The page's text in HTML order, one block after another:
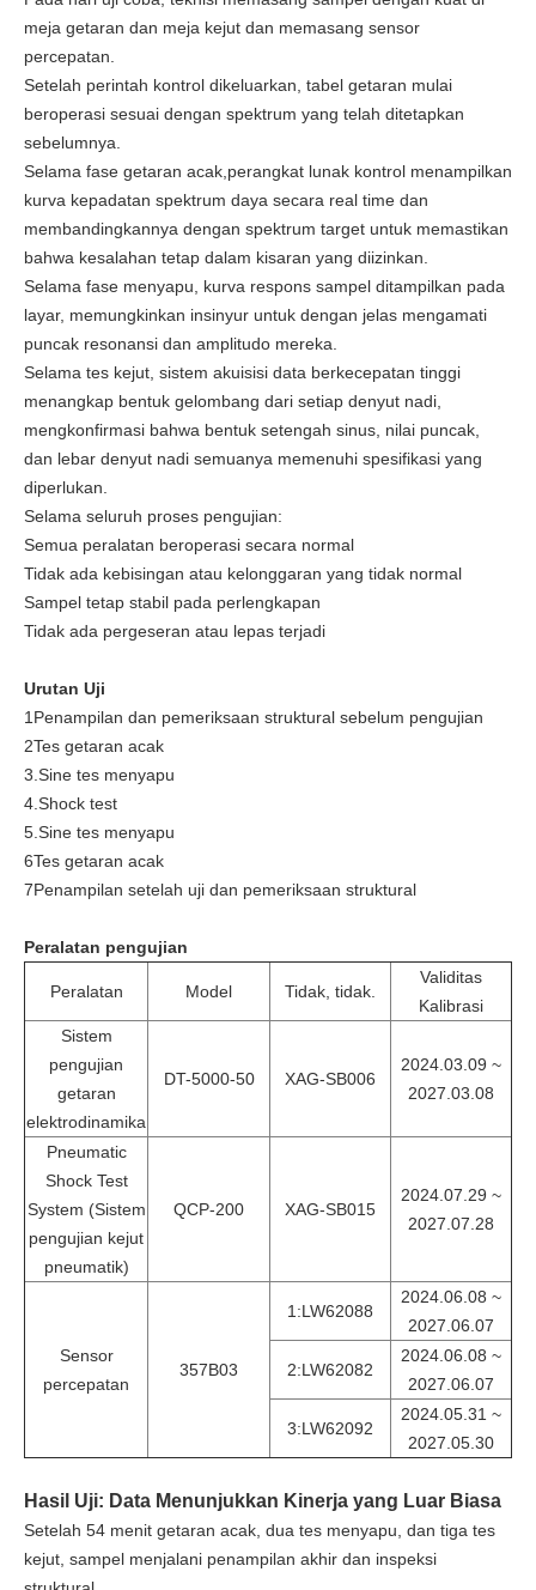
meja getaran dan meja kejut dan memasang sensor
percepatan.
Setelah perintah kontrol dikeluarkan, tabel getaran mulai
beroperasi sesuai dengan spektrum yang telah ditetapkan
sebelumnya.
Selama fase getaran acak,perangkat lunak kontrol menampilkan
kurva kepadatan spektrum daya secara real time dan
membandingkannya dengan spektrum target untuk memastikan
bahwa kesalahan tetap dalam kisaran yang diizinkan.
Selama fase menyapu, kurva respons sampel ditampilkan pada
layar, memungkinkan insinyur untuk dengan jelas mengamati
puncak resonansi dan amplitudo mereka.
Selama tes kejut, sistem akuisisi data berkecepatan tinggi
menangkap bentuk gelombang dari setiap denyut nadi,
mengkonfirmasi bahwa bentuk setengah sinus, nilai puncak,
dan lebar denyut nadi semuanya memenuhi spesifikasi yang
diperlukan.
Selama seluruh proses pengujian:
Semua peralatan beroperasi secara normal
Tidak ada kebisingan atau kelonggaran yang tidak normal
Sampel tetap stabil pada perlengkapan
Tidak ada pergeseran atau lepas terjadi
Urutan Uji
1Penampilan dan pemeriksaan struktural sebelum pengujian
2Tes getaran acak
3.Sine tes menyapu
4.Shock test
5.Sine tes menyapu
6Tes getaran acak
7Penampilan setelah uji dan pemeriksaan struktural
Peralatan pengujian
Peralatan Model Tidak, tidak.
Validitas
Kalibrasi
Sistem
pengujian
getaran
elektrodinamika
DT-5000-50 XAG-SB006
2024.03.09 ~
2027.03.08
Pneumatic
Shock Test
System (Sistem
pengujian kejut
pneumatik)
QCP-200 XAG-SB015
2024.07.29 ~
2027.07.28
Sensor
percepatan
357B03
1:LW62088
2024.06.08 ~
2027.06.07
2:LW62082
2024.06.08 ~
2027.06.07
3:LW62092
2024.05.31 ~
2027.05.30
Hasil Uji: Data Menunjukkan Kinerja yang Luar Biasa
Setelah 54 menit getaran acak, dua tes menyapu, dan tiga tes
kejut, sampel menjalani penampilan akhir dan inspeksi